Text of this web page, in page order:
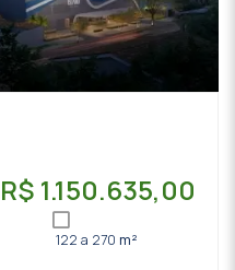
R$ 1.150.635,00
122 a 270 m²